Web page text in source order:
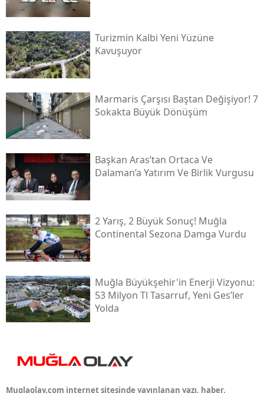
Turizmin Kalbi Yeni Yüzüne
Kavuşuyor
Marmaris Çarşısı Baştan Değişiyor! 7
Sokakta Büyük Dönüşüm
Başkan Aras’tan Ortaca Ve
Dalaman’a Yatırım Ve Birlik Vurgusu
2 Yarış, 2 Büyük Sonuç! Muğla
Continental Sezona Damga Vurdu
Muğla Büyükşehir'in Enerji Vizyonu:
53 Milyon Tl Tasarruf, Yeni Ges’ler
Yolda
Muglaolay.com internet sitesinde yayınlanan yazı, haber,